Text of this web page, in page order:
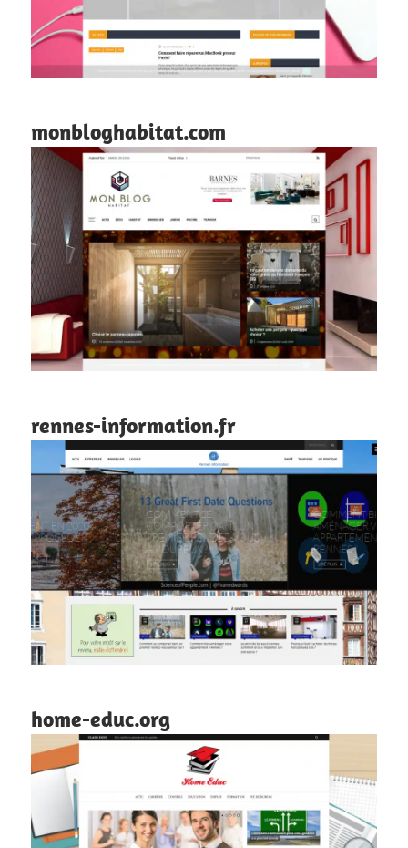
monbloghabitat.com
rennes-information.fr
home-educ.org